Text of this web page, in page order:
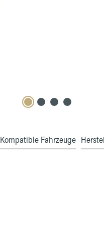
Kompatible Fahrzeuge